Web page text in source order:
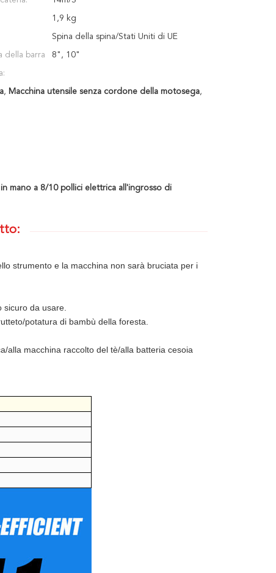
1,9 kg
Spina della spina/Stati Uniti di UE
della barra 8", 10"
, Macchina utensile senza cordone della motosega,
mano a 8/10 pollici elettrica all'ingrosso di
strumento e la macchina non sarà bruciata per i
da usare.
potatura di bambù della foresta.
alla macchina raccolto del tè/alla batteria cesoia